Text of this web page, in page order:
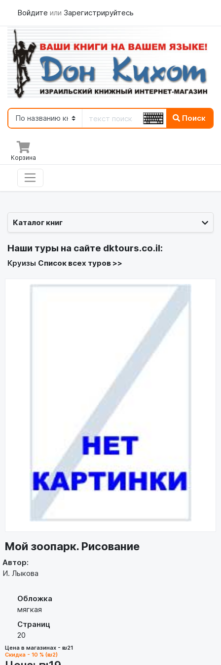
Войдите или Зарегистрируйтесь
Поиск
Корзина
Каталог книг
Наши туры на сайте dktours.co.il:
Круизы Список всех туров >>
Мой зоопарк. Рисование
Автор:
И. Лыкова
Обложка
мягкая
Страниц
20
Цена в магазинах - ₪21
Скидка - 10 % (₪2)